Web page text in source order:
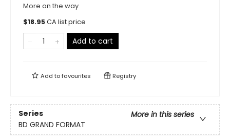
More on the way
$18.95CA list price
Add to cart
Add tofavourites Registry
Series
More in this series
BD GRAND FORMAT